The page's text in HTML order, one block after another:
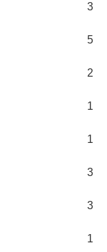
3
5
2
1
1
3
3
1